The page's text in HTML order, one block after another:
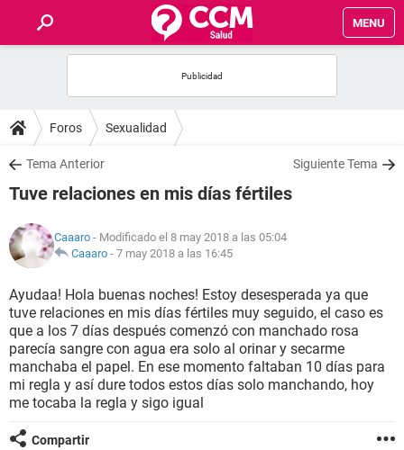
MENU
FOROS
SALUD
NUTRICIÓN
BIENESTAR
SEXUALIDAD
GLOSARIO
Foros Sexualidad
Tema Anterior Siguiente Tema
Tuve relaciones en mis días fértiles
Caaaro - Modificado el 8 may 2018 a las 05:04
Caaaro - 7 may 2018 a las 16:45
Ayudaa! Hola buenas noches! Estoy desesperada ya que
tuve relaciones en mis días fértiles muy seguido, el caso es
que a los 7 días después comenzó con manchado rosa
parecía sangre con agua era solo al orinar y secarme
manchaba el papel. En ese momento faltaban 10 días para
mi regla y así dure todos estos días solo manchando, hoy
me tocaba la regla y sigo igual
Compartir